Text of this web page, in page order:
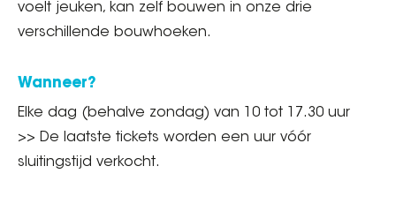
voelt jeuken, kan zelf bouwen in onze drie
verschillende bouwhoeken.
Wanneer?
Elke dag (behalve zondag) van 10 tot 17.30 uur
>> De laatste tickets worden een uur vóór
sluitingstijd verkocht.